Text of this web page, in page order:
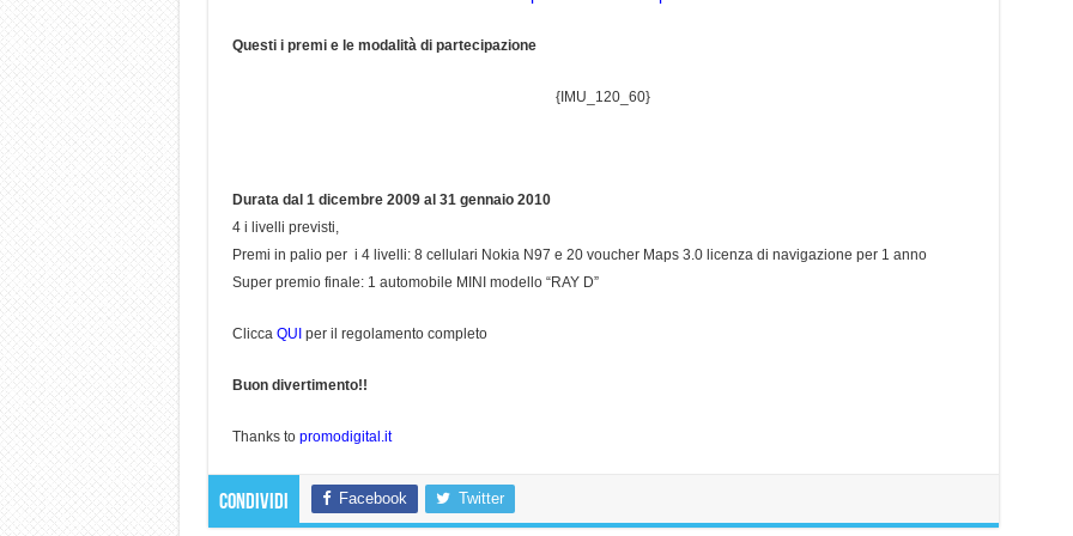
Questi i premi e le modalità di partecipazione
{IMU_120_60}
Durata dal 1 dicembre 2009 al 31 gennaio 2010
4 i livelli previsti,
Premi in palio per i 4 livelli: 8 cellulari Nokia N97 e 20 voucher Maps 3.0 licenza di navigazione per 1 anno
Super premio finale: 1 automobile MINI modello “RAY D”
Clicca QUI per il regolamento completo
Buon divertimento!!
Thanks to promodigital.it
Condividi Facebook Twitter